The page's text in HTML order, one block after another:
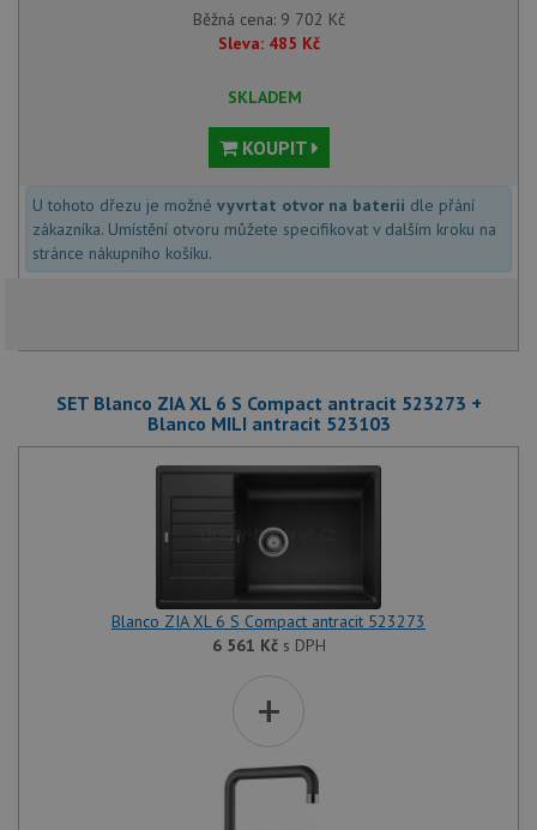
Běžná cena: 9 702 Kč
Sleva: 485 Kč
SKLADEM
KOUPIT
U tohoto dřezu je možné vyvrtat otvor na baterii dle přání
zákazníka. Umístění otvoru můžete specifikovat v dalším kroku na
stránce nákupního košíku.
SET Blanco ZIA XL 6 S Compact antracit 523273 +
Blanco MILI antracit 523103
Blanco ZIA XL 6 S Compact antracit 523273
6 561 Kčs DPH
+